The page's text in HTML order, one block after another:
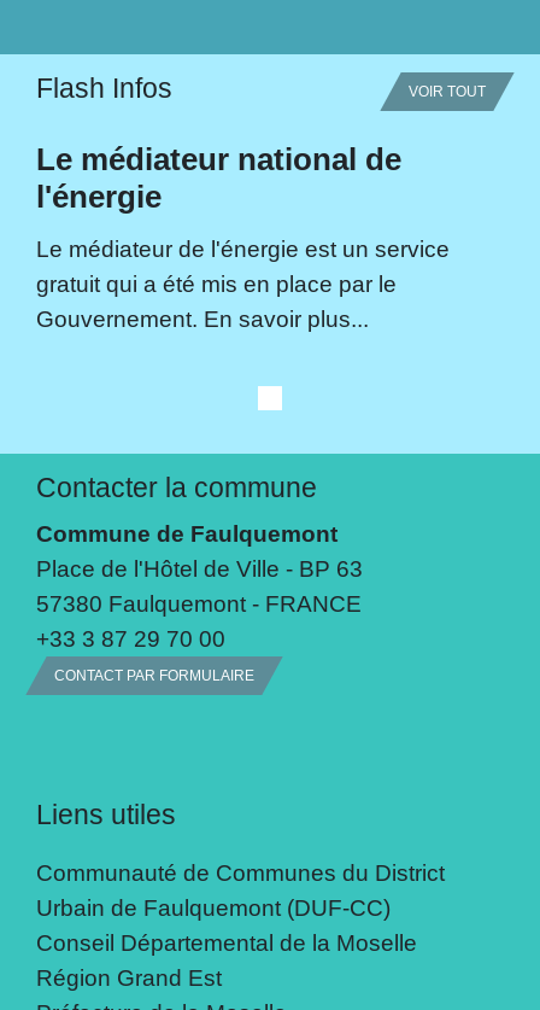
Flash Infos VOIR TOUT
Le médiateur national de
l'énergie
Le médiateur de l'énergie est un service
gratuit qui a été mis en place par le
Gouvernement. En savoir plus...
Contacter la commune
Commune de Faulquemont
Place de l'Hôtel de Ville - BP 63
57380 Faulquemont - FRANCE
+33 3 87 29 70 00
CONTACT PAR FORMULAIRE
Liens utiles
Communauté de Communes du District
Urbain de Faulquemont (DUF-CC)
Conseil Départemental de la Moselle
Région Grand Est